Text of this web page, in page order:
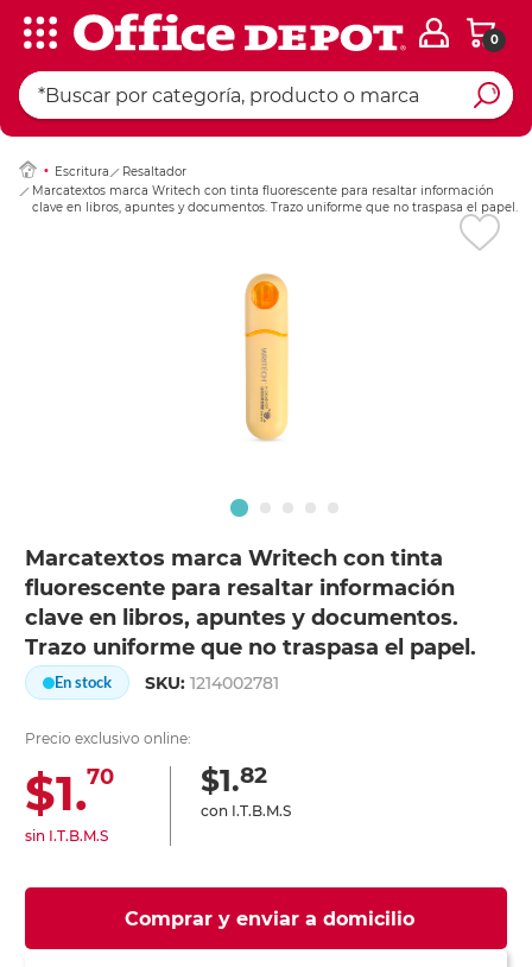
0
Escritura
Resaltador
Marcatextos marca Writech con tinta fluorescente para resaltar información
clave en libros, apuntes y documentos. Trazo uniforme que no traspasa el papel.
Marcatextos marca Writech con tinta
fluorescente para resaltar información
clave en libros, apuntes y documentos.
Trazo uniforme que no traspasa el papel.
En stock SKU:1214002781
Precio exclusivo online:
$1.70
sin I.T.B.M.S
$1.82
con I.T.B.M.S
Comprar y enviar a domicilio
Ingresar Codigo